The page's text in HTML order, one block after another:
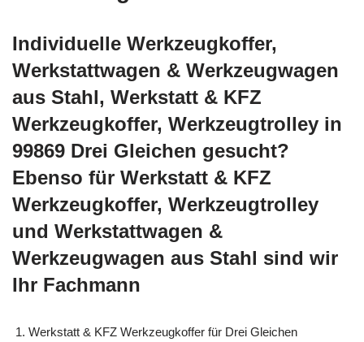
Individuelle Werkzeugkoffer,
Werkstattwagen & Werkzeugwagen
aus Stahl, Werkstatt & KFZ
Werkzeugkoffer, Werkzeugtrolley in
99869 Drei Gleichen gesucht?
Ebenso für Werkstatt & KFZ
Werkzeugkoffer, Werkzeugtrolley
und Werkstattwagen &
Werkzeugwagen aus Stahl sind wir
Ihr Fachmann
Werkstatt & KFZ Werkzeugkoffer für Drei Gleichen